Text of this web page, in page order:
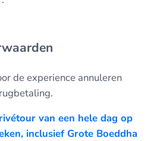
de experience annuleren
van een hele dag op
inclusief Grote Boeddha